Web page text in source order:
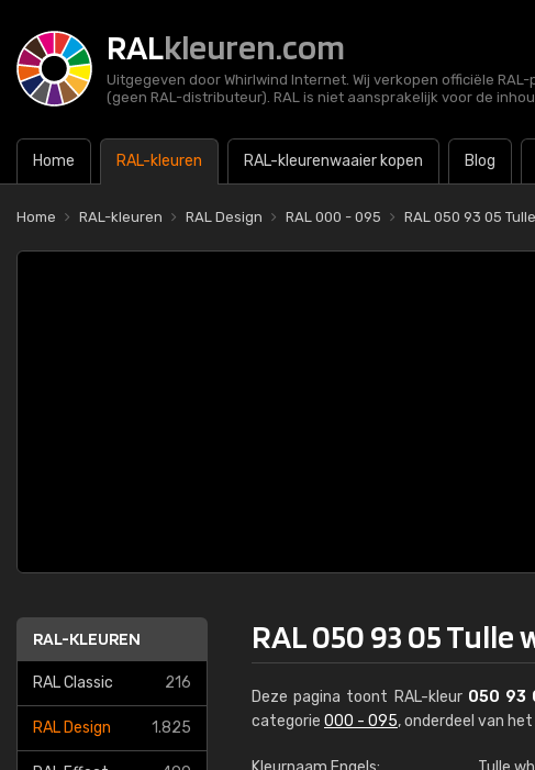
RALkleuren.com
Uitgegeven door Whirlwind Internet. Wij verkopen officiële
(geen RAL-distributeur). RAL is niet aansprakelijk voor de
Home RAL-kleuren RAL-kleurenwaaier kopen Blog
Home RAL-kleuren RAL Design RAL 000 - 095 RAL 050 93 05
RAL-KLEUREN
RAL Classic 216
RAL Design 1.825
RAL 050 93 05 Tulle
Deze pagina toont RAL-kleur 050 93
categorie 000 - 095, onderdeel van